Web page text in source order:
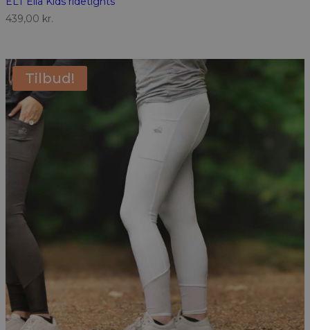
439,00 kr.
Tilbud!